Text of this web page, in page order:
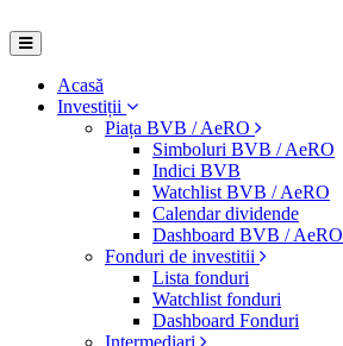
Acasă
Investiții
Piața BVB / AeRO
Simboluri BVB / AeRO
Indici BVB
Watchlist BVB / AeRO
Calendar dividende
Dashboard BVB / AeRO
Fonduri de investitii
Lista fonduri
Watchlist fonduri
Dashboard Fonduri
Intermediari